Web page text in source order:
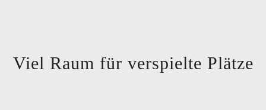
Viel Raum für verspielte Plätze